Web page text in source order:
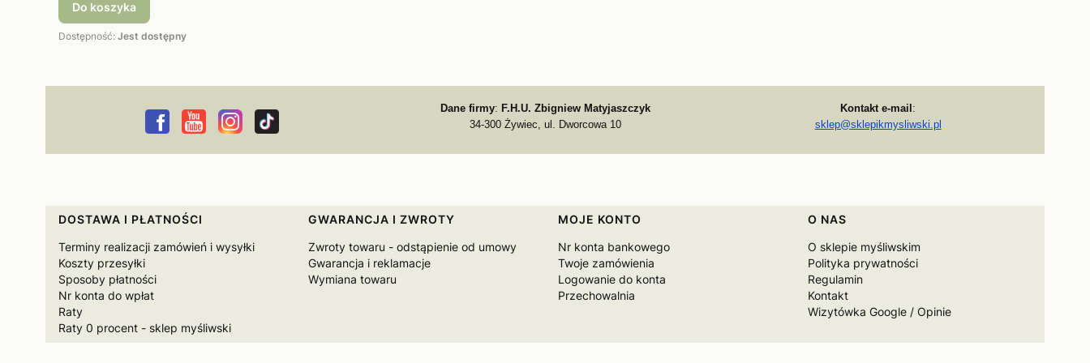
Do koszyka
Dostępność: Jest dostępny
Dane firmy: F.H.U. Zbigniew Matyjaszczyk
34-300 Żywiec, ul. Dworcowa 10
Kontakt e-mail :
sklep@sklepikmysliwski.pl
Linki w stopce
DOSTAWA I PŁATNOŚCI
Terminy realizacji zamówień i wysyłki
Koszty przesyłki
Sposoby płatności
Nr konta do wpłat
Raty
Raty 0 procent - sklep myśliwski
GWARANCJA I ZWROTY
Zwroty towaru - odstąpienie od umowy
Gwarancja i reklamacje
Wymiana towaru
MOJE KONTO
Nr konta bankowego
Twoje zamówienia
Logowanie do konta
Przechowalnia
O NAS
O sklepie myśliwskim
Polityka prywatności
Regulamin
Kontakt
Wizytówka Google / Opinie